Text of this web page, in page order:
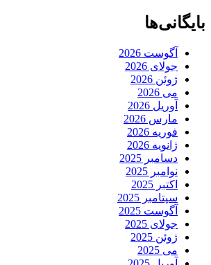
بایگانی‌ها
آگوست 2026
جولای 2026
ژوئن 2026
می 2026
آوریل 2026
مارس 2026
فوریه 2026
ژانویه 2026
دسامبر 2025
نوامبر 2025
اکتبر 2025
سپتامبر 2025
آگوست 2025
جولای 2025
ژوئن 2025
می 2025